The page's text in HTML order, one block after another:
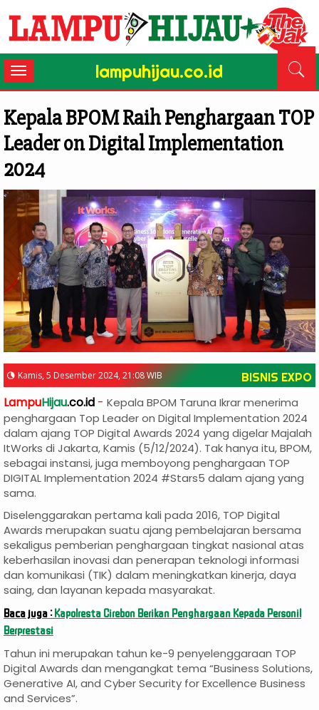
lampuhijau.co.id
Toggle
navigation
Kepala BPOM Raih Penghargaan TOP
Leader on Digital Implementation
2024
Kamis, 5 Desember 2024, 21:08 WIB BISNIS EXPO
LampuHijau.co.id - Kepala BPOM Taruna Ikrar menerima
penghargaan Top Leader on Digital Implementation 2024
dalam ajang TOP Digital Awards 2024 yang digelar Majalah
ItWorks di Jakarta, Kamis (5/12/2024). Tak hanya itu, BPOM,
sebagai instansi, juga memboyong penghargaan TOP
DIGITAL Implementation 2024 #Stars5 dalam ajang yang
sama.
Diselenggarakan pertama kali pada 2016, TOP Digital
Awards merupakan suatu ajang pembelajaran bersama
sekaligus pemberian penghargaan tingkat nasional atas
keberhasilan inovasi dan penerapan teknologi informasi
dan komunikasi (TIK) dalam meningkatkan kinerja, daya
saing, dan layanan kepada masyarakat.
Baca juga :Kapolresta Cirebon Berikan Penghargaan Kepada Personil
Berprestasi
Tahun ini merupakan tahun ke-9 penyelenggaraan TOP
Digital Awards dan mengangkat tema “Business Solutions,
Generative AI, and Cyber Security for Excellence Business
and Services”.